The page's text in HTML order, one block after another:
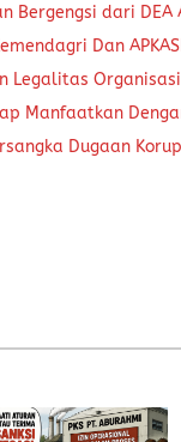
Bergengsi dari
Dan APKASI
Legalitas
Manfaatkan
Dugaan